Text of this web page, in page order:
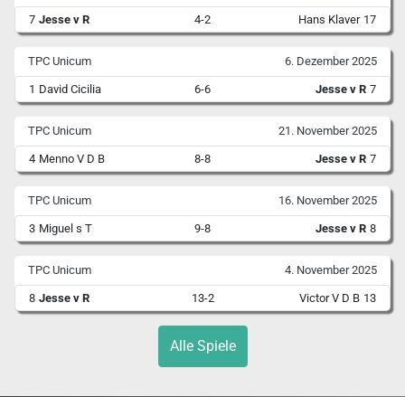
7 Jesse v R 4-2 Hans Klaver 17
TPC Unicum 6. Dezember 2025
1 David Cicilia 6-6 Jesse v R 7
TPC Unicum 21. November 2025
4 Menno V D B 8-8 Jesse v R 7
TPC Unicum 16. November 2025
3 Miguel s T 9-8 Jesse v R 8
TPC Unicum 4. November 2025
8 Jesse v R 13-2 Victor V D B 13
Alle Spiele